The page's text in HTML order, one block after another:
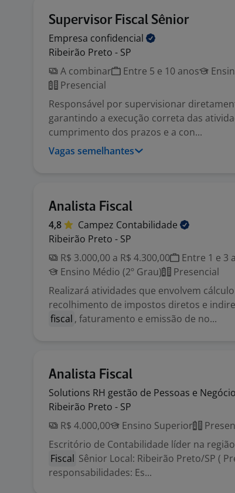
Supervisor Fiscal Sênior
Empresa confidencial
Ribeirão Preto - SP
A combinar
Entre 5 e 10 anos
Presencial
Responsável por supervisionar
garantindo a execução correta das
cumprimento dos prazos e a con...
Vagas semelhantes
Analista Fiscal
4,8 Campez Contabilidade
Ribeirão Preto - SP
R$ 3.000,00 a R$ 4.300,00
Entre 1 e 3
Ensino Médio (2º Grau)
Presencial
Realizará atividades que envolvem
recolhimento de impostos diretos e
fiscal , faturamento e emissão de no...
Analista Fiscal
Solutions RH gestão de Pessoas e
Ribeirão Preto - SP
R$ 4.000,00
Ensino Superior
Escritório de Contabilidade líder na
Fiscal Sênior Local: Ribeirão Preto/SP (
responsabilidades: Es...